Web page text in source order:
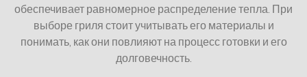
обеспечивает равномерное распределение тепла. При
выборе гриля стоит учитывать его материалы и
понимать, как они повлияют на процесс готовки и его
долговечность.